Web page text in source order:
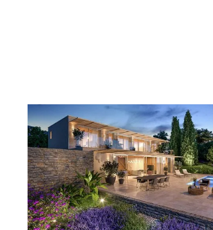
RAYOL CANADEL SUR MER 83
218,06 m2, 6 pièces
Ref : 1756
Maison à vendre
4 180 000 €